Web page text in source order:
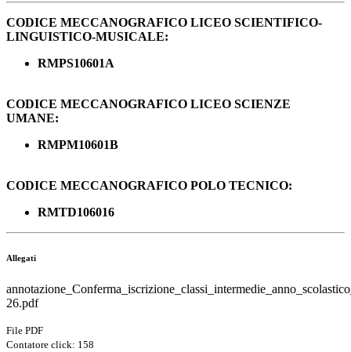
CODICE MECCANOGRAFICO LICEO SCIENTIFICO-
LINGUISTICO-MUSICALE:
RMPS10601A
CODICE MECCANOGRAFICO LICEO SCIENZE
UMANE:
RMPM10601B
CODICE MECCANOGRAFICO POLO TECNICO:
RMTD106016
Allegati
26.pdf
File PDF
Contatore click: 158